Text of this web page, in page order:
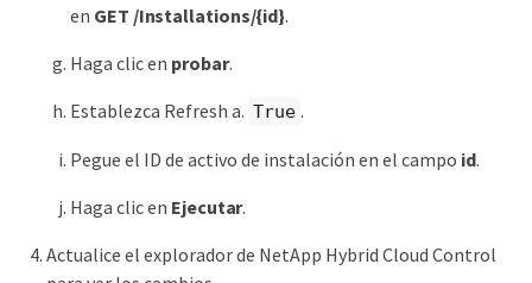
en GET /Installations/{id}.
Haga clic en probar.
Establezca Refresh a. True .
Pegue el ID de activo de instalación en el campo id.
Haga clic en Ejecutar.
Actualice el explorador de NetApp Hybrid Cloud Control